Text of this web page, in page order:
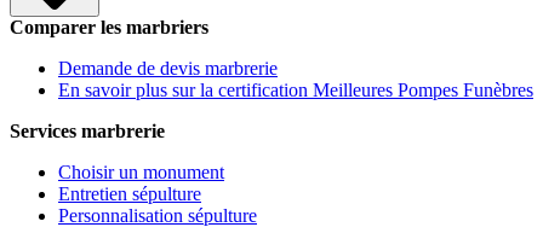
Comparer les marbriers
Demande de devis marbrerie
En savoir plus sur la certification Meilleures Pompes Funèbres
Services marbrerie
Choisir un monument
Entretien sépulture
Personnalisation sépulture